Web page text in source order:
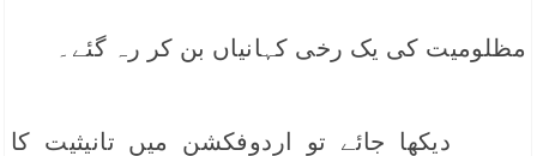
مظلومیت کی یک رخی کہانیاں بن کر رہ گئے۔
دیکھا جائے تو اردوفکشن میں تانیثیت کا